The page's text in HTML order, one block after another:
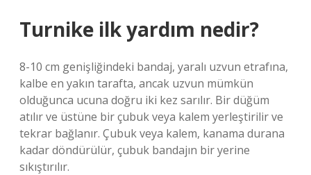
Turnike ilk yardım nedir?
8-10 cm genişliğindeki bandaj, yaralı uzvun etrafına,
kalbe en yakın tarafta, ancak uzvun mümkün
olduğunca ucuna doğru iki kez sarılır. Bir düğüm
atılır ve üstüne bir çubuk veya kalem yerleştirilir ve
tekrar bağlanır. Çubuk veya kalem, kanama durana
kadar döndürülür, çubuk bandajın bir yerine
sıkıştırılır.